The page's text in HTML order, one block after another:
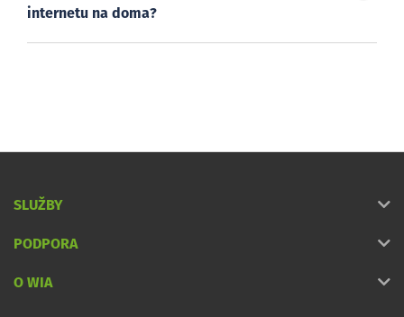
internetu na doma?
SLUŽBY
PODPORA
O WIA